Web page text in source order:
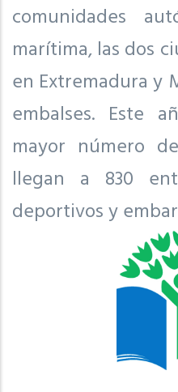
comunidades
marítima, las dos
en Extremadura y
embalses. Este
mayor número
llegan a 830
deportivos y